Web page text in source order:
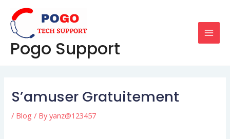
content
Pogo Support
S’amuser Gratuitement
/ Blog / Byyanz@123457
navigation